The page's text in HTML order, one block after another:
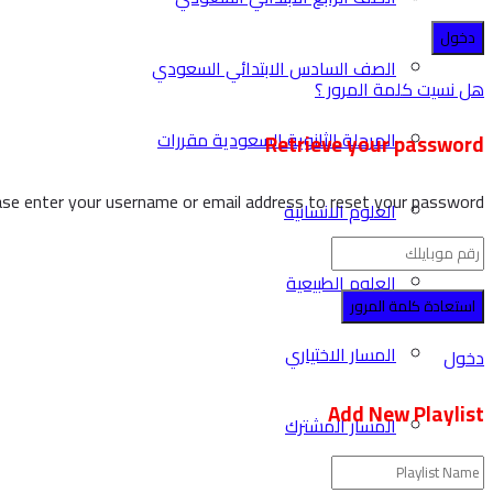
الصف السادس الابتدائي السعودي
المرحلة الثانوية السعودية مقررات
العلوم الانسانية
العلوم الطبيعية
المسار الاختياري
المسار المشترك
هل نسيت كلمة المرور ؟
Retrieve your password
enter your username or email address to reset your password.
دخول
Add New Playlist